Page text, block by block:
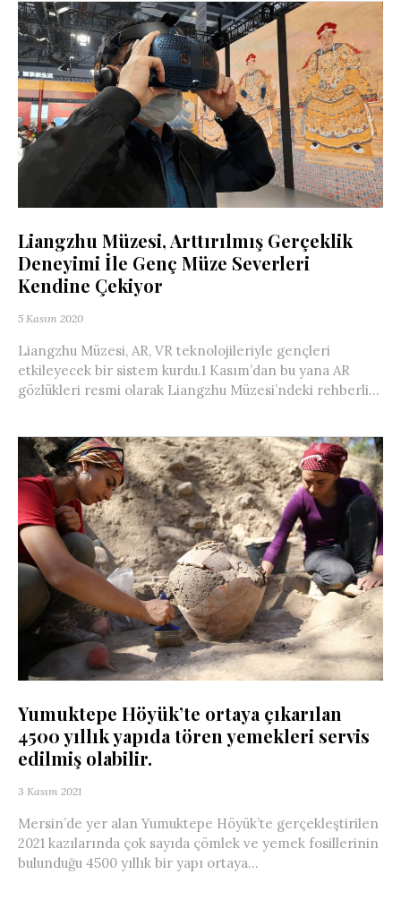
Liangzhu Müzesi, Arttırılmış Gerçeklik
Deneyimi İle Genç Müze Severleri
Kendine Çekiyor
5 Kasım 2020
Liangzhu Müzesi, AR, VR teknolojileriyle gençleri
etkileyecek bir sistem kurdu.1 Kasım’dan bu yana AR
gözlükleri resmi olarak Liangzhu Müzesi’ndeki rehberli...
Yumuktepe Höyük’te ortaya çıkarılan
4500 yıllık yapıda tören yemekleri servis
edilmiş olabilir.
3 Kasım 2021
Mersin’de yer alan Yumuktepe Höyük’te gerçekleştirilen
2021 kazılarında çok sayıda çömlek ve yemek fosillerinin
bulunduğu 4500 yıllık bir yapı ortaya...